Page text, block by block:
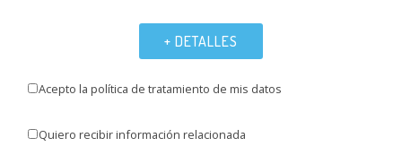
+ DETALLES
Acepto la política de tratamiento de mis datos
Quiero recibir información relacionada